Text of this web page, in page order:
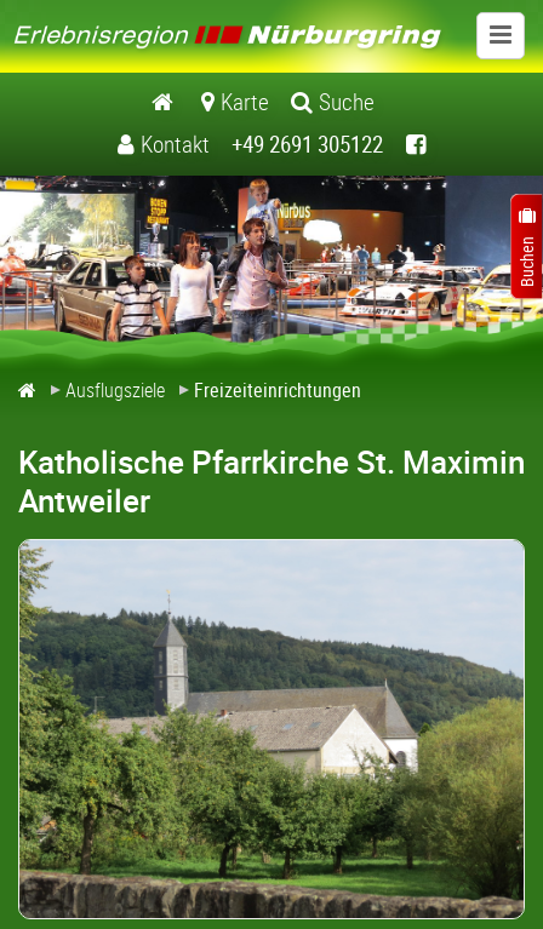
Ausflugsziele
Schlösser / Burgen
Museen
Kirchen / Klöster
Natur / Landschaft
Freizeiteinrichtungen
Freizeitführer Erlebnisregion Nuerburgring
Karte
Suche
Kontakt
+49 2691 305122
Ausflugsziele Freizeiteinrichtungen
Katholische Pfarrkirche St. Maximin
Antweiler